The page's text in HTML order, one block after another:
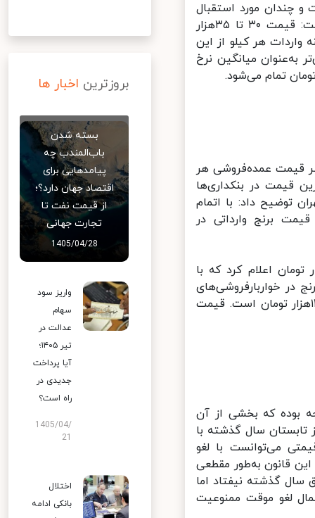
چندان مورد استقبال
قرار نگرفت. کشاورز در توضیح قیمت اعلام شده برای این برنج‌ها نیز گفت: قیمت ۳۰ تا ۳۵هزار
هر کیلو از این
است که پیش‌تر به‌عنوان میانگین نرخ
قیمت عمده‌فروشی هر
کمترین قیمت در بنکداری‌ها
توضیح داد: با اتمام
قیمت برنج وارداتی در
عمده‌فروشی برنج ایرانی را نیز بین ۶۰ تا ۱۱۰هزار تومان اعلام کرد که با
در خواربارفروشی‌های
کیلویی ۷۰هزار تومان و برای ارقام مرغوب و کیفی بیش از ۱۳۰هزار تومان است. قیمت
بوده که بخشی از آن
سال گذشته با
می‌توانست با لغو
قانون به‌طور مقطعی
گذشته نیفتاد اما
لغو موقت ممنوعیت
بروزترین اخبار ها
بسته شدن
باب‌المندب چه
پیامدهایی برای
اقتصاد جهان دارد؟؛
از قیمت نفت تا
تجارت جهانی
1405/04/28
واریز سود
سهام
عدالت در
تیر ۱۴۰۵؛
آیا پرداخت
جدیدی در
راه است؟
1405/04/
اختلال
بانکی ادامه